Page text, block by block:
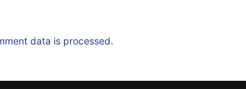
data is processed.